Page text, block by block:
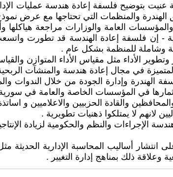
بتوضيح فلسفة إعادة هندسة عمليات
والمنظمات التي تحتاجها مع عرض
العامة والوزارات مراجعة هياكلها
- إن فلسفة إعادة الهندسة قد تطورت
وشاملة للمنظمة بشكل عام .
الأداء مثل مقياس الأداء المتوازن
في مجال إعادة هندسة والمنشآت
الهندرة وإدارة الجودة من خلال الندوات
في المؤسسات الخاصة والعامة في سورية
والقادة الحزبيين والاعلاميين و
لانهم لا يمتلكوا ذهنيات تطويرية .
الإجراءات والنظم والحكومية لزيادة
انتشار أساليب المحاسبة الإدارية
وعلاقة ذلك بمناهج إدارة التغيير .